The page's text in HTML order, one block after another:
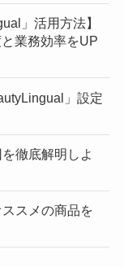
」活用方法】
業務効率をUP
」設定
徹底解明しよ
スメの商品を